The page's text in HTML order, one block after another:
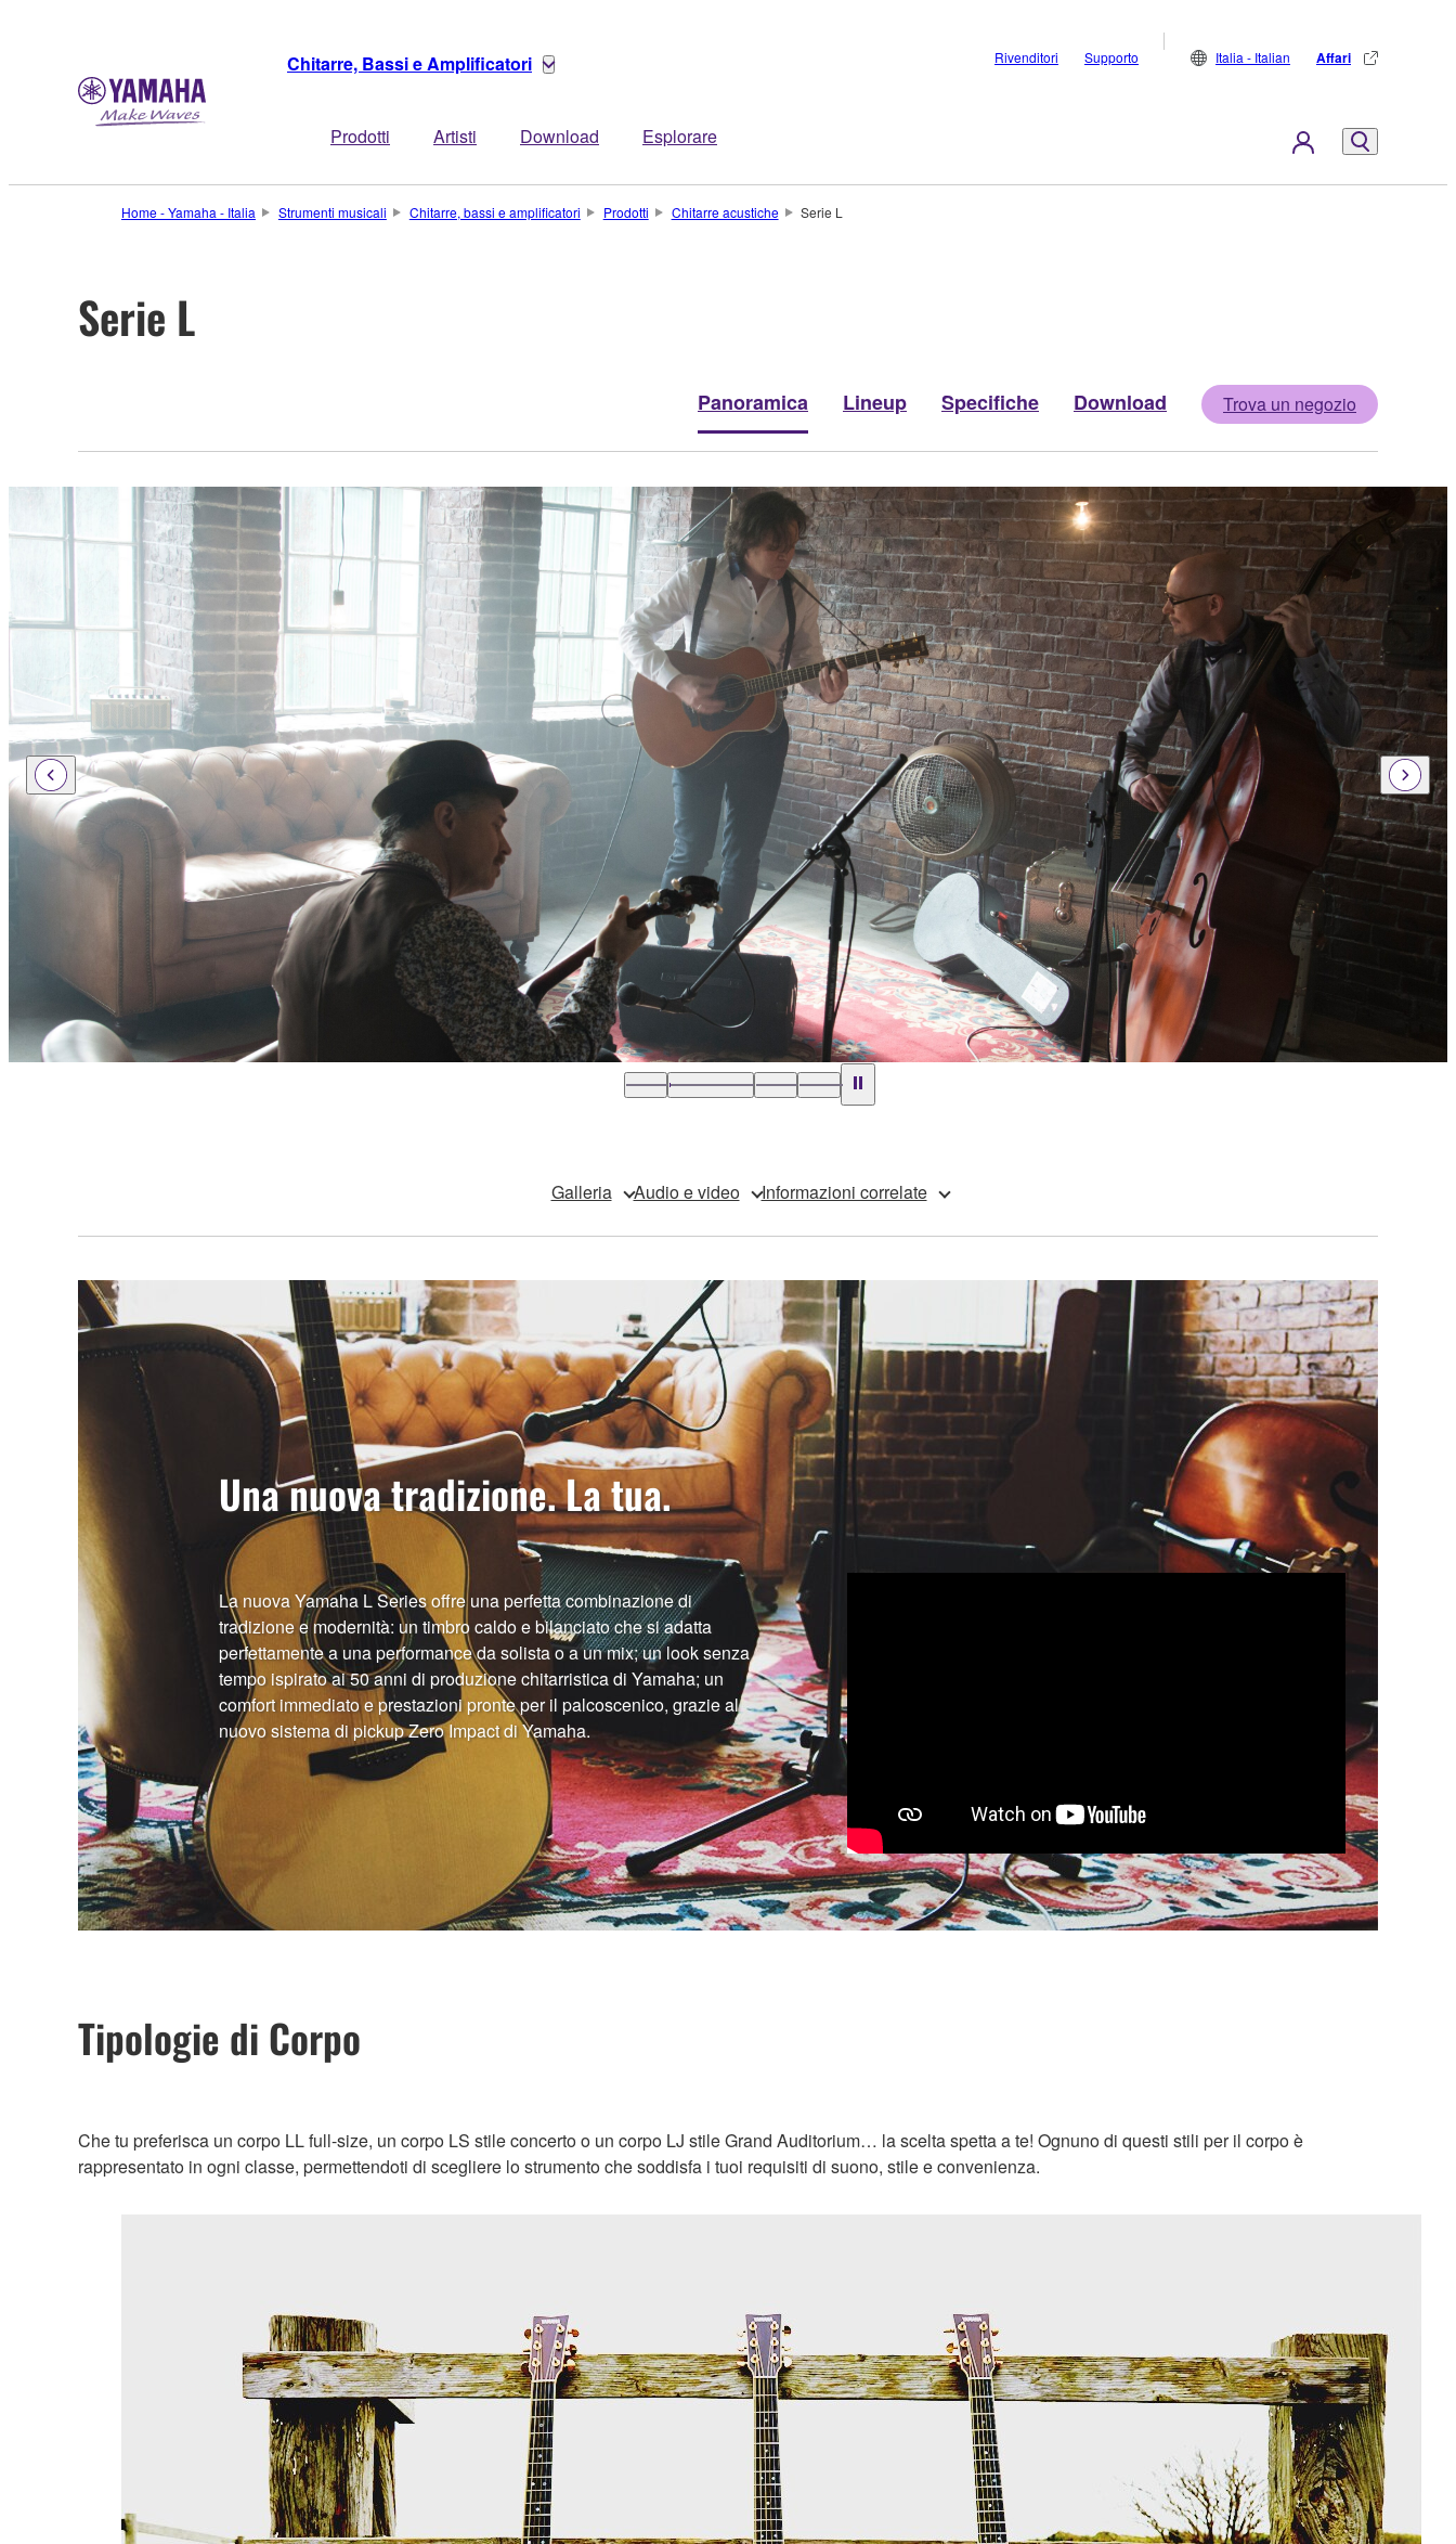
Chitarre, Bassi e Amplificatori
Prodotti Artisti Download Esplorare
Rivenditori Supporto Italia - Italian Affari
Home - Yamaha - Italia Strumenti musicali Chitarre, bassi e amplificatori Prodotti Chitarre acustiche Serie L
Serie L
Panoramica Lineup Specifiche Download Trova un negozio
Galleria Audio e video Informazioni correlate
Una nuova tradizione. La tua.
La nuova Yamaha L Series offre una perfetta combinazione di
tradizione e modernità: un timbro caldo e bilanciato che si adatta
perfettamente a una performance da solista o a un mix; un look senza
tempo ispirato ai 50 anni di produzione chitarristica di Yamaha; un
comfort immediato e prestazioni pronte per il palcoscenico, grazie al
nuovo sistema di pickup Zero Impact di Yamaha.
Tipologie di Corpo
Che tu preferisca un corpo LL full-size, un corpo LS stile concerto o un corpo LJ stile Grand Auditorium… la scelta spetta a te! Ognuno di questi stili per il corpo è
rappresentato in ogni classe, permettendoti di scegliere lo strumento che soddisfa i tuoi requisiti di suono, stile e convenienza.